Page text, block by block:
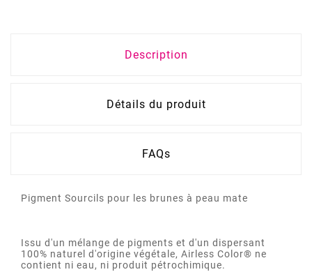
Description
Détails du produit
FAQs
Pigment Sourcils pour les brunes à peau mate
Issu d'un mélange de pigments et d'un dispersant
100% naturel d'origine végétale, Airless Color® ne
contient ni eau, ni produit pétrochimique.